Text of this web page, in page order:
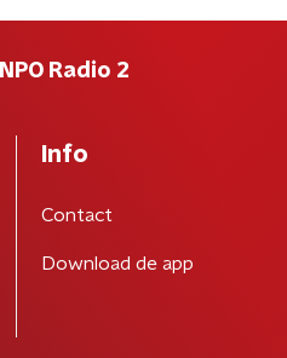
Radio 2
Info
Contact
Download de app